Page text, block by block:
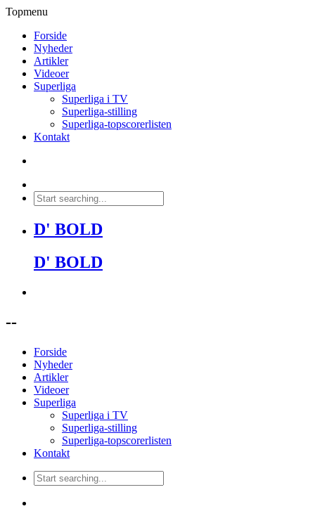
Topmenu
Forside
Nyheder
Artikler
Videoer
Superliga
Superliga i TV
Superliga-stilling
Superliga-topscorerlisten
Kontakt
D' BOLD
D' BOLD
--
Forside
Nyheder
Artikler
Videoer
Superliga
Superliga i TV
Superliga-stilling
Superliga-topscorerlisten
Kontakt